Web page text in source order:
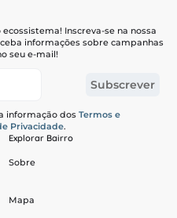
Inscreva-se na nossa
informações sobre campanhas
seu e-mail!
Subscrever
informação dos Termos e
Privacidade.
Explorar Bairro
Sobre
Mapa